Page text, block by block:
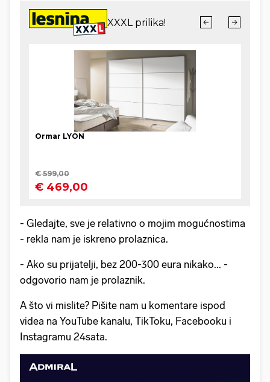
- Gledajte, sve je relativno o mojim mogućnostima
- rekla nam je iskreno prolaznica.
- Ako su prijatelji, bez 200-300 eura nikako... -
odgovorio nam je prolaznik.
A što vi mislite? Pišite nam u komentare ispod
videa na YouTube kanalu, TikToku, Facebooku i
Instagramu 24sata.